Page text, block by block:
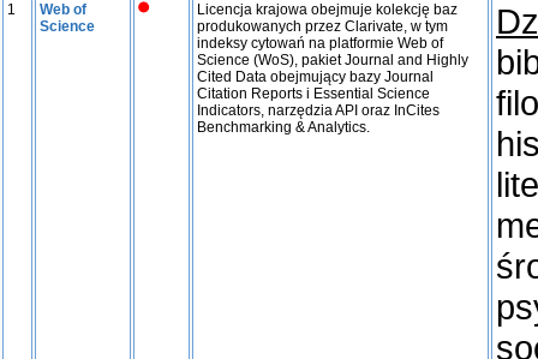
1
Web of
Science
Licencja krajowa obejmuje kolekcję baz
produkowanych przez Clarivate, w tym
indeksy cytowań na platformie Web of
Science (WoS), pakiet Journal and Highly
Cited Data obejmujący bazy Journal
Citation Reports i Essential Science
Indicators, narzędzia API oraz InCites
Benchmarking & Analytics.